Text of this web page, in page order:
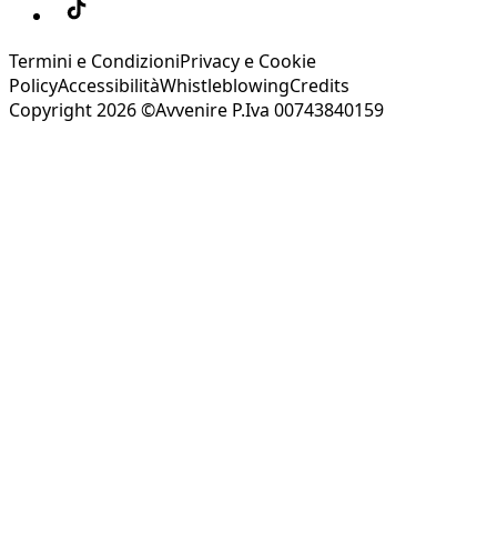
Termini e CondizioniPrivacy e Cookie
PolicyAccessibilitàWhistleblowingCredits
Copyright 2026 ©Avvenire P.Iva 00743840159